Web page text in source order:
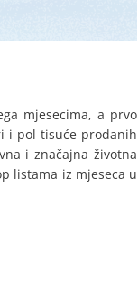
mjesecima, a prvo
i pol tisuće prodanih
i značajna životna
listama iz mjeseca u